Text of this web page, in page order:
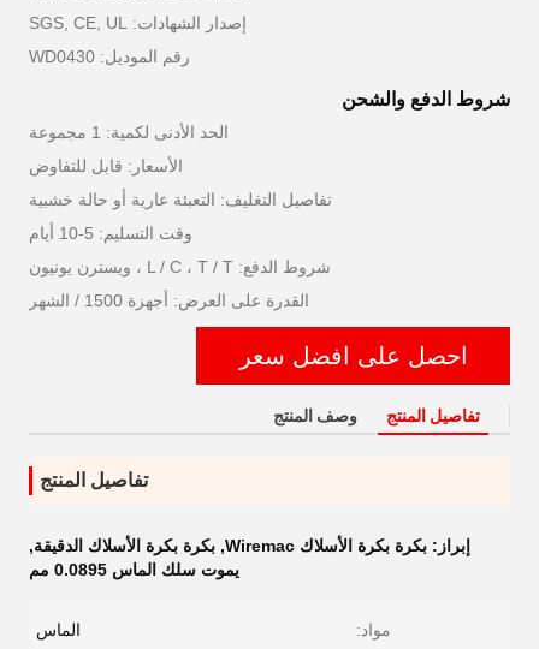
إصدار الشهادات: SGS, CE, UL
رقم الموديل: WD0430
شروط الدفع والشحن
الحد الأدنى لكمية: 1 مجموعة
الأسعار: قابل للتفاوض
تفاصيل التغليف: التعبئة عارية أو حالة خشبية
وقت التسليم: 5-10 أيام
شروط الدفع: L / C ، T / T ، ويسترن يونيون
القدرة على العرض: أجهزة 1500 / الشهر
احصل على افضل سعر
تفاصيل المنتج وصف المنتج
تفاصيل المنتج
إبراز: بكرة بكرة الأسلاك Wiremac , بكرة بكرة الأسلاك الدقيقة,
يموت سلك الماس 0.0895 مم
مواد: الماس